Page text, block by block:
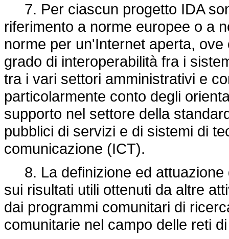
7. Per ciascun progetto IDA
riferimento a norme europee o a
norme per un'Internet aperta,
grado di interoperabilità fra i
tra i vari settori amministrativi e
particolarmente conto degli
supporto nel settore della
pubblici di servizi e di sistemi di
comunicazione (ICT).
8. La definizione ed attuazione
sui risultati utili ottenuti da altre
dai programmi comunitari di
comunitarie nel campo delle reti